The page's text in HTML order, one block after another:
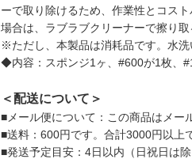
ーで取り除けるため、作業性とコス
場合は、ラブラブクリーナーで擦り
※ただし、本製品は消耗品です。水洗
◆内容：スポンジ1ヶ、#600が1枚、
＜配送について＞
■メール便について：この商品はメー
■送料：600円です。合計3000円以上
■発送予定目安：4日以内（日祝日は除